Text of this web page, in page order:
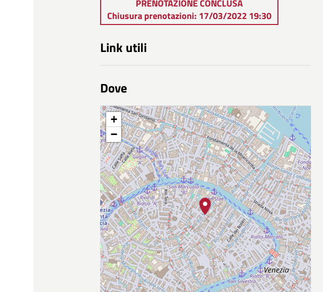
PRENOTAZIONE CONCLUSA
Chiusura prenotazioni: 17/03/2022 19:30
Link utili
Dove
+
−